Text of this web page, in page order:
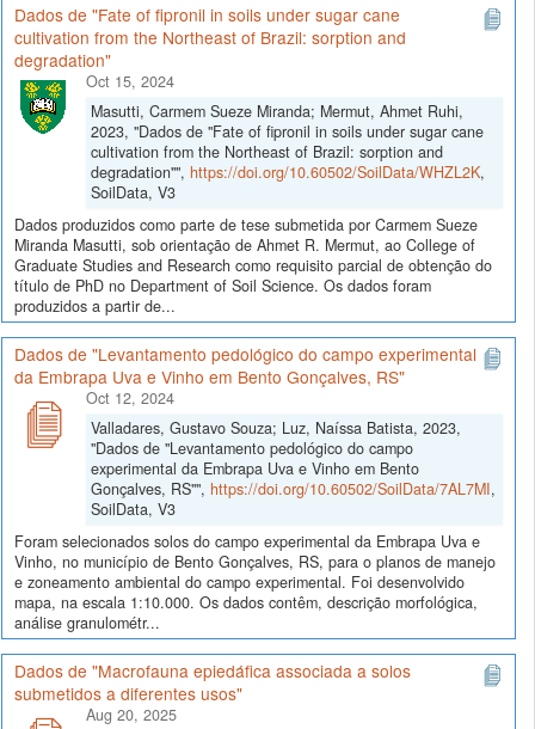
Dados de "Fate of fipronil in soils under sugar cane
cultivation from the Northeast of Brazil: sorption and
degradation"
Oct 15, 2024
Masutti, Carmem Sueze Miranda; Mermut, Ahmet Ruhi,
2023, "Dados de "Fate of fipronil in soils under sugar cane
cultivation from the Northeast of Brazil: sorption and
degradation"", https://doi.org/10.60502/SoilData/WHZL2K,
SoilData, V3
Dados produzidos como parte de tese submetida por Carmem Sueze
Miranda Masutti, sob orientação de Ahmet R. Mermut, ao College of
Graduate Studies and Research como requisito parcial de obtenção do
título de PhD no Department of Soil Science. Os dados foram
produzidos a partir de...
Dados de "Levantamento pedológico do campo experimental
da Embrapa Uva e Vinho em Bento Gonçalves, RS"
Oct 12, 2024
Valladares, Gustavo Souza; Luz, Naíssa Batista, 2023,
"Dados de "Levantamento pedológico do campo
experimental da Embrapa Uva e Vinho em Bento
Gonçalves, RS"", https://doi.org/10.60502/SoilData/7AL7MI,
SoilData, V3
Foram selecionados solos do campo experimental da Embrapa Uva e
Vinho, no município de Bento Gonçalves, RS, para o planos de manejo
e zoneamento ambiental do campo experimental. Foi desenvolvido
mapa, na escala 1:10.000. Os dados contêm, descrição morfológica,
análise granulométr...
Dados de "Macrofauna epiedáfica associada a solos
submetidos a diferentes usos"
Aug 20, 2025